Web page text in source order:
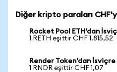
Diğer kripto paraları
Rocket Pool ETH'dan
1 RETH eşittir CHF 1.815,52
Render Token'dan İsviçre
1 RNDR eşittir CHF 1,07